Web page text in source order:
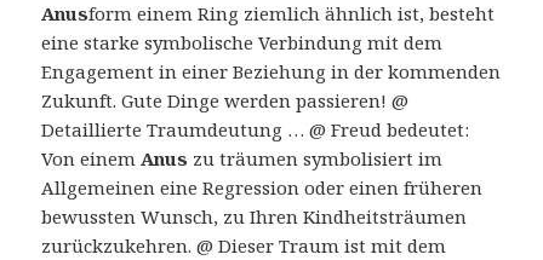
Anusform einem Ring ziemlich ähnlich ist, besteht
eine starke symbolische Verbindung mit dem
Engagement in einer Beziehung in der kommenden
Zukunft. Gute Dinge werden passieren! @
Detaillierte Traumdeutung … @ Freud bedeutet:
Von einemAnus zu träumen symbolisiert im
Allgemeinen eine Regression oder einen früheren
bewussten Wunsch, zu Ihren Kindheitsträumen
zurückzukehren. @ Dieser Traum ist mit dem